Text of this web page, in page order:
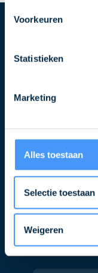
Voorkeuren
Statistieken
Marketing
Alles toestaan
Selectie toestaan
Weigeren
Naam
E-
mailadres